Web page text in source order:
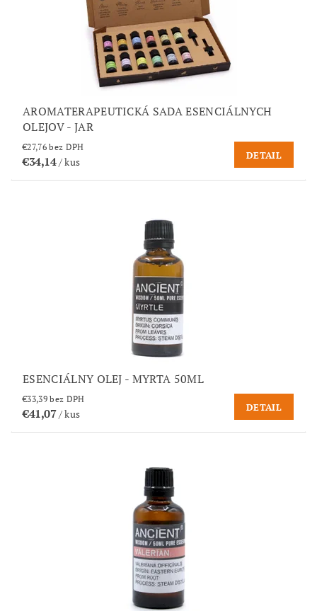
AROMATERAPEUTICKÁ SADA ESENCIÁLNYCH
OLEJOV - JAR
€27,76 bez DPH
€34,14/ kus
DETAIL
ESENCIÁLNY OLEJ - MYRTA 50ML
€33,39 bez DPH
€41,07/ kus
DETAIL